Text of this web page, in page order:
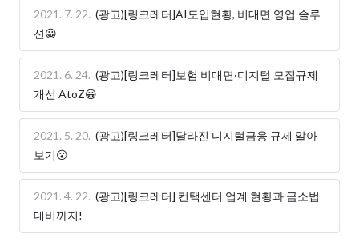
2021. 7. 22. (광고)[링크레터]AI도입현황, 비대면 영업 솔루
션😀
2021. 6. 24. (광고)[링크레터]보험 비대면·디지털 모집규제
개선 AtoZ😀
2021. 5. 20. (광고)[링크레터]달라진 디지털금융 규제 알아
보기😮
2021. 4. 22. (광고)[링크레터] 컨택센터 업계 현황과 금소법
대비까지!